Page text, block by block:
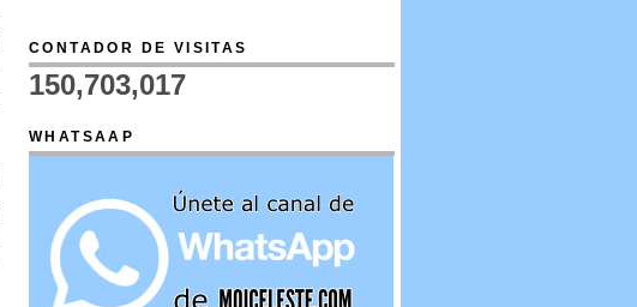
CONTADOR DE VISITAS
150,703,017
WHATSAAP